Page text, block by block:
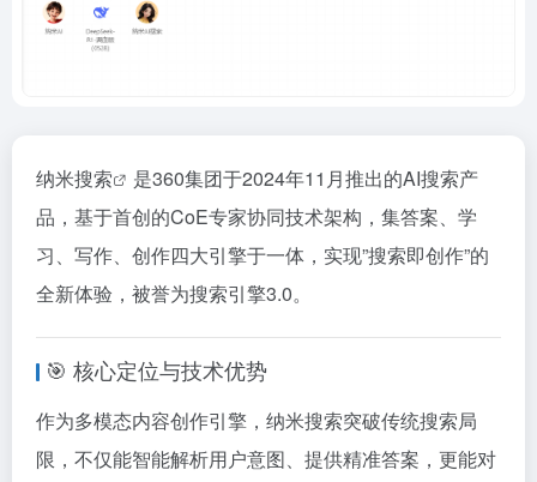
纳米搜索
是360集团于2024年11月推出的AI搜索产
品，基于首创的CoE专家协同技术架构，集答案、学
习、写作、创作四大引擎于一体，实现”搜索即创作”的
全新体验，被誉为搜索引擎3.0。
🎯 核心定位与技术优势
作为多模态内容创作引擎，纳米搜索突破传统搜索局
限，不仅能智能解析用户意图、提供精准答案，更能对